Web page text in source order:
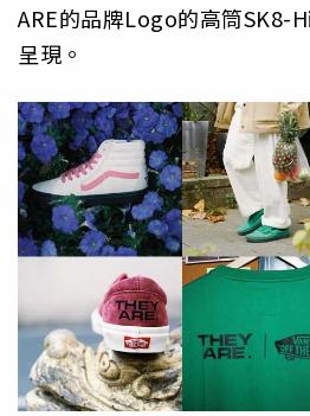
ARE的品牌Logo的高筒SK8-
呈現。